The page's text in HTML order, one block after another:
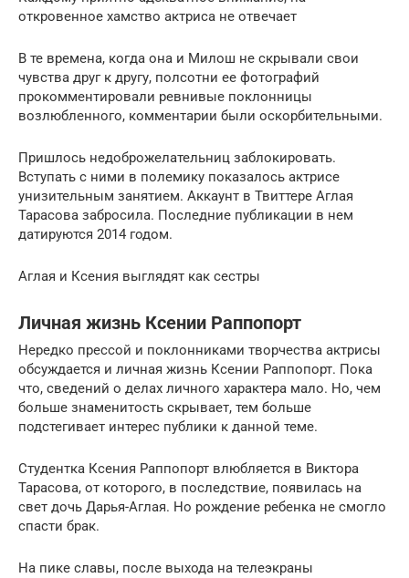
откровенное хамство актриса не отвечает
В те времена, когда она и Милош не скрывали свои
чувства друг к другу, полсотни ее фотографий
прокомментировали ревнивые поклонницы
возлюбленного, комментарии были оскорбительными.
Пришлось недоброжелательниц заблокировать.
Вступать с ними в полемику показалось актрисе
унизительным занятием. Аккаунт в Твиттере Аглая
Тарасова забросила. Последние публикации в нем
датируются 2014 годом.
Аглая и Ксения выглядят как сестры
Личная жизнь Ксении Раппопорт
Нередко прессой и поклонниками творчества актрисы
обсуждается и личная жизнь Ксении Раппопорт. Пока
что, сведений о делах личного характера мало. Но, чем
больше знаменитость скрывает, тем больше
подстегивает интерес публики к данной теме.
Студентка Ксения Раппопорт влюбляется в Виктора
Тарасова, от которого, в последствие, появилась на
свет дочь Дарья-Аглая. Но рождение ребенка не смогло
спасти брак.
На пике славы, после выхода на телеэкраны